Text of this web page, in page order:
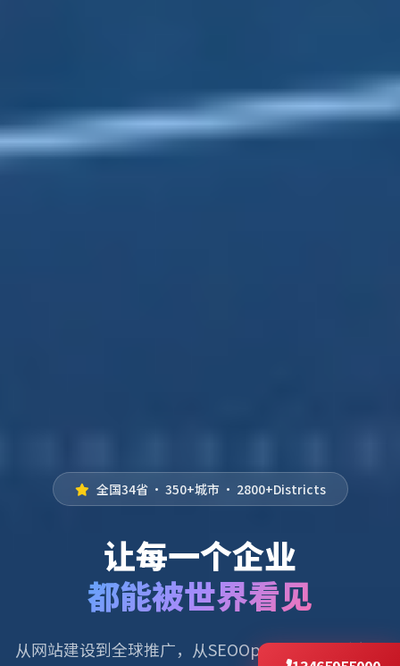
全国34省 · 350+城市 · 2800+Districts
让每一个企业
都能被世界看见
从网站建设到全球推广，从SEOOptimization到小程